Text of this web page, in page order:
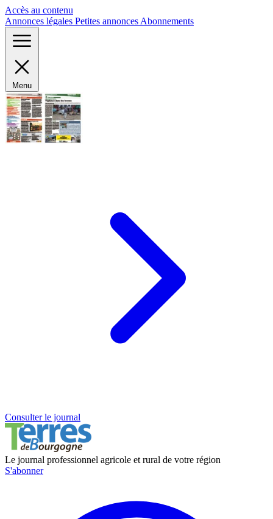
Accès au contenu
Annonces légales Petites annonces Abonnements
Menu
Consulter le journal
Le journal professionnel agricole et rural de votre région
S'abonner
Panneau de gestion des cookies